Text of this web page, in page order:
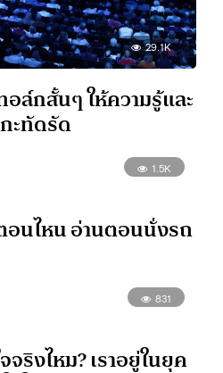
29.1K
ล์กสั้นๆ ให้ความรู้และ
ะทัดรัด
1.5K
อนไหน อ่านตอนนั่งรถ
831
จริงไหม? เราอยู่ในยุค